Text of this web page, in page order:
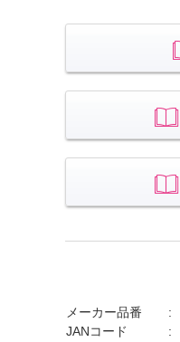
メーカー品番
JANコード